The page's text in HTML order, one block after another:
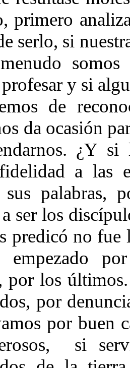
primero
serlo, si
somos
y si
de
da ocasión
¿Y si
a las
sus palabras,
ser los
predicó no
empezado
por los
por
por buen
si